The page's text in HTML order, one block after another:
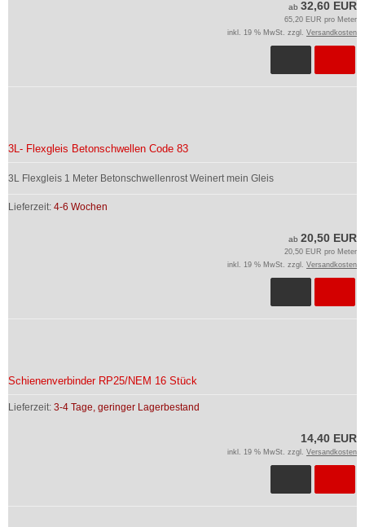
ab 32,60 EUR
65,20 EUR pro Meter
inkl. 19 % MwSt. zzgl. Versandkosten
3L- Flexgleis Betonschwellen Code 83
3L Flexgleis 1 Meter Betonschwellenrost Weinert mein Gleis
Lieferzeit: 4-6 Wochen
ab 20,50 EUR
20,50 EUR pro Meter
inkl. 19 % MwSt. zzgl. Versandkosten
Schienenverbinder RP25/NEM 16 Stück
Lieferzeit: 3-4 Tage, geringer Lagerbestand
14,40 EUR
inkl. 19 % MwSt. zzgl. Versandkosten